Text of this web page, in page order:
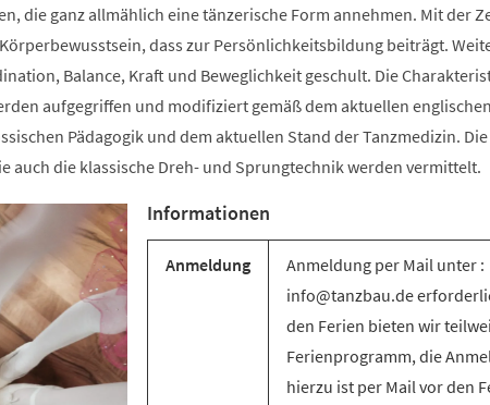
die ganz allmählich eine tänzerische Form annehmen. Mit der
dass zur Persönlichkeitsbildung beiträgt.
Balance, Kraft und Beweglichkeit geschult. Die
aufgegriffen und modifiziert gemäß dem aktuellen englischen
Pädagogik und dem aktuellen Stand der Tanzmedizin.
auch die klassische Dreh- und Sprungtechnik werden vermittelt.
Informationen
Anmeldung
Anmeldung per Mail unter :
info@tanzbau.de
den Ferien bieten wir
Ferienprogramm, die
hierzu ist per Mail vor den